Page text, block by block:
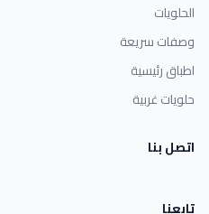
الحلويات
وصفات سريعة
اطباق رئيسية
حلويات غربية
اتصل بنا
تابعنا